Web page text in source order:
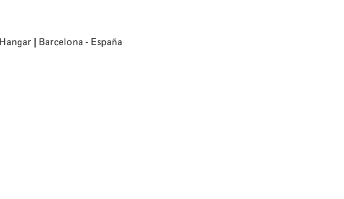
Hangar Barcelona - España